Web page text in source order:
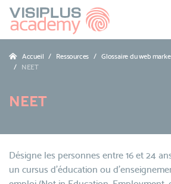
Accueil Ressources
Glossaire du web
NEET
NEET
Désigne les personnes entre 16 et 24
un cursus d'éducation ou